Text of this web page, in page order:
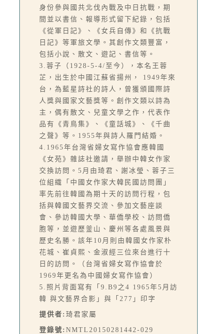
身份參與國共北伐內戰及中日抗戰，期
間並以書信、報導形式留下紀錄，包括
《從軍日記》、《女兵自傳》和《抗戰
日記》等軍旅文學。其創作文類豐富，
包括小說、散文、遊記、書信等。
3.蓉子（1928-5-4/至今），本名王蓉
芷，出生於中國江蘇省揚州， 1949年來
台，為藍星詩社的詩人，曾獲頒國際詩
人獎與國家文藝獎等。創作文類以詩為
主，偶有散文、兒童文學之作，代表作
品有《青鳥集》、《童話城》、《千曲
之聲》等。1955年與詩人羅門結婚。
4.1965年台灣省婦女寫作協會應韓國
《女苑》雜誌社邀請，舉辦中韓女作家
交換訪問。5月由琦君、謝冰瑩、蓉子三
位組織「中國女作家大韓民國訪問團」
率先前往韓國為期十天的訪問行程，包
括與韓國文藝界交流、參加文藝座談
會、參訪韓國大學、華僑學校、訪問僑
胞等，並遊歷釜山、慶州等各處風景與
歷史名勝。該年10月則由韓國女作家朴
花城、崔貞熙、金淑經三位來台進行十
日的訪問。（台灣省婦女寫作協會於
1969年更名為中國婦女寫作協會）
5.照片背面寫有「9.B9之4 1965年5月訪
韓 與文藝界合影」與「277」印字
提供者: 琦君家屬
登錄號: NMTL20150281442-029